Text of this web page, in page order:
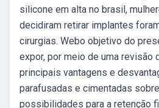
silicone em alta no brasil,
decidiram retirar implantes
cirurgias. Webo objetivo do
expor, por meio de uma revisão
principais vantagens e
parafusadas e cimentadas
possibilidades para a retenção